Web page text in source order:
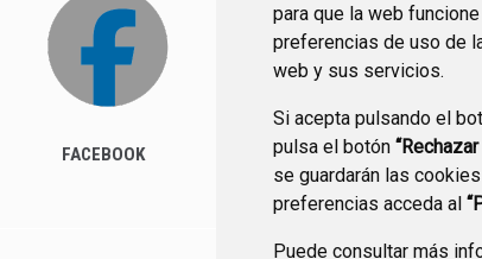
para que la web
preferencias de uso de
web y sus servicios.
Si acepta pulsando el
pulsa el botón
se guardarán las
preferencias acceda al
Puede consultar más
FACEBOOK